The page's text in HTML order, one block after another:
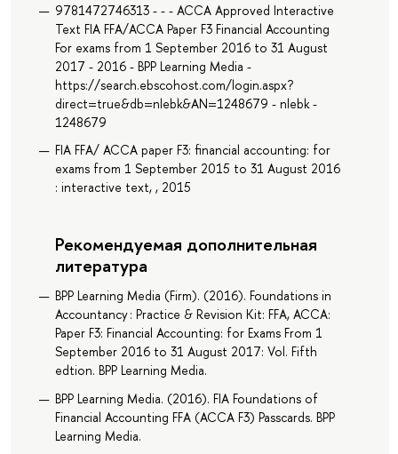
9781472746313 - - - ACCA Approved Interactive
Text FIA FFA/ACCA Paper F3 Financial Accounting
For exams from 1 September 2016 to 31 August
2017 - 2016 - BPP Learning Media -
https://search.ebscohost.com/login.aspx?
direct=true&db=nlebk&AN=1248679 - nlebk -
1248679
FIA FFA/ ACCA paper F3: financial accounting: for
exams from 1 September 2015 to 31 August 2016
: interactive text, , 2015
Рекомендуемая дополнительная
литература
BPP Learning Media (Firm). (2016). Foundations in
Accountancy : Practice & Revision Kit: FFA, ACCA:
Paper F3: Financial Accounting: for Exams From 1
September 2016 to 31 August 2017: Vol. Fifth
edtion. BPP Learning Media.
BPP Learning Media. (2016). FIA Foundations of
Financial Accounting FFA (ACCA F3) Passcards. BPP
Learning Media.